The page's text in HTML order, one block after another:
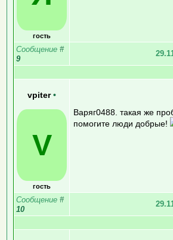
гость
Сообщение #
9
vpiter •
V
гость
Варяг0488. такая же
помогите люди добрые!
Сообщение #
10